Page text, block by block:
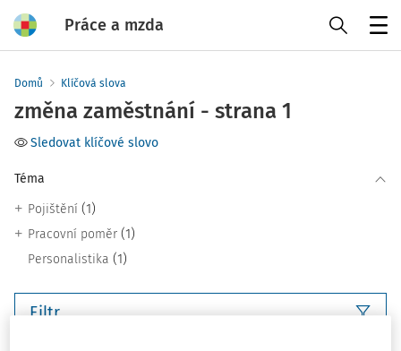
Práce a mzda
Domů Klíčová slova
změna zaměstnání - strana 1
Sledovat klíčové slovo
Téma
Pojištění (1)
Pracovní poměr (1)
Personalistika (1)
Filtr